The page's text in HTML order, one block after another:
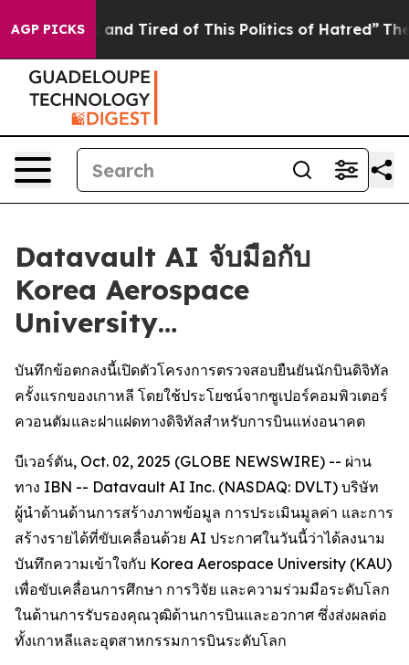
AGP PICKS
and Tired of This Politics of Hatred” The Story
Datavault AI จับมือกับ
Korea Aerospace
University…
บันทึกข้อตกลงนี้เปิดตัวโครงการตรวจสอบยืนยันนักบินดิจิทัล
ครั้งแรกของเกาหลี โดยใช้ประโยชน์จากซูเปอร์คอมพิวเตอร์
ควอนตัมและฝาแฝดทางดิจิทัลสำหรับการบินแห่งอนาคต
บีเวอร์ตัน, Oct. 02, 2025 (GLOBE NEWSWIRE) -- ผ่าน
ทาง IBN -- Datavault AI Inc. (NASDAQ: DVLT) บริษัท
ผู้นำด้านด้านการสร้างภาพข้อมูล การประเมินมูลค่า และการ
สร้างรายได้ที่ขับเคลื่อนด้วย AI ประกาศในวันนี้ว่าได้ลงนาม
บันทึกความเข้าใจกับ Korea Aerospace University (KAU)
เพื่อขับเคลื่อนการศึกษา การวิจัย และความร่วมมือระดับโลก
ในด้านการรับรองคุณวุฒิด้านการบินและอวกาศ ซึ่งส่งผลต่อ
ทั้งเกาหลีและอุตสาหกรรมการบินระดับโลก